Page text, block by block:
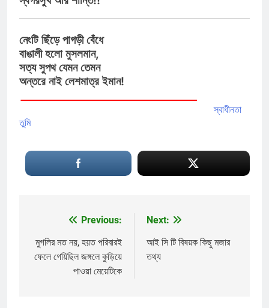
নেংটি ছিঁড়ে পাগড়ী বেঁধে
বাঙালী হলো মুসলমান,
সত্য সুপথ যেমন তেমন
অন্তরে নাই লেশমাত্র ইমান!
স্বাধীনতা
তুমি
navigation
Previous:
মুগলির মত নয়, হয়ত পরিবারই
ফেলে গেয়িছিল জঙ্গলে কুড়িয়ে
পাওয়া মেয়েটিকে
Next:
আই সি টি বিষয়ক কিছু মজার
তথ্য